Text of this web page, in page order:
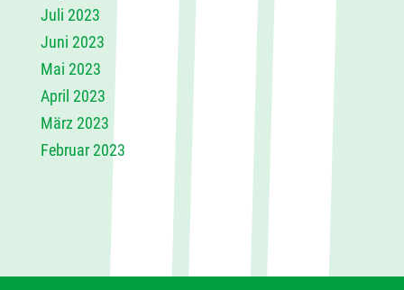
Juli 2023
Juni 2023
Mai 2023
April 2023
März 2023
Februar 2023